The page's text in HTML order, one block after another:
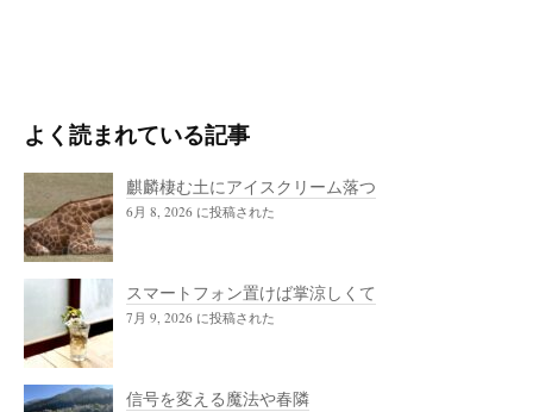
よく読まれている記事
麒麟棲む土にアイスクリーム落つ
6月 8, 2026 に投稿された
スマートフォン置けば掌涼しくて
7月 9, 2026 に投稿された
信号を変える魔法や春隣